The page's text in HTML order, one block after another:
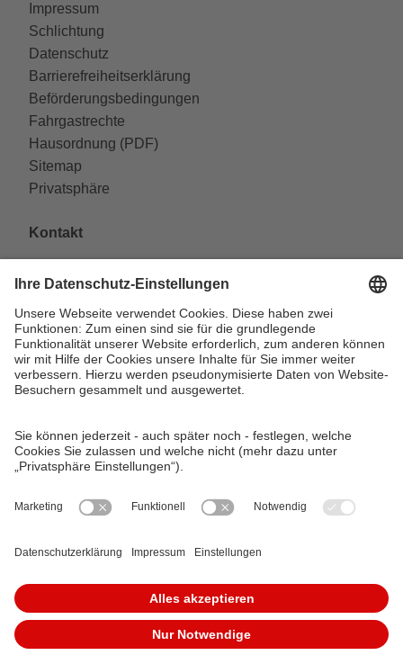
Impressum
Schlichtung
Datenschutz
Barrierefreiheitserklärung
Beförderungsbedingungen
Fahrgastrechte
Hausordnung (PDF)
Sitemap
Privatsphäre
Kontakt
Südliche Fürther Straße 5
90429 Nürnberg
Telefon: 0911 283-4646
Kontaktformulare
FAQ
KundenCenter
www.nuernbergmobil.de
© 2026 VAG Verkehrs-Aktiengesellschaft